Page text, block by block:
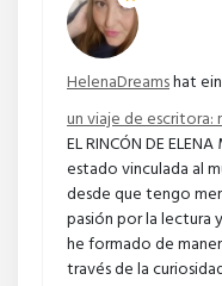
HelenaDreamshat
un viaje de escritora:
EL RINCÓN DE
estado vinculada al
desde que tengo
pasión por la lectura
he formado de
través de la